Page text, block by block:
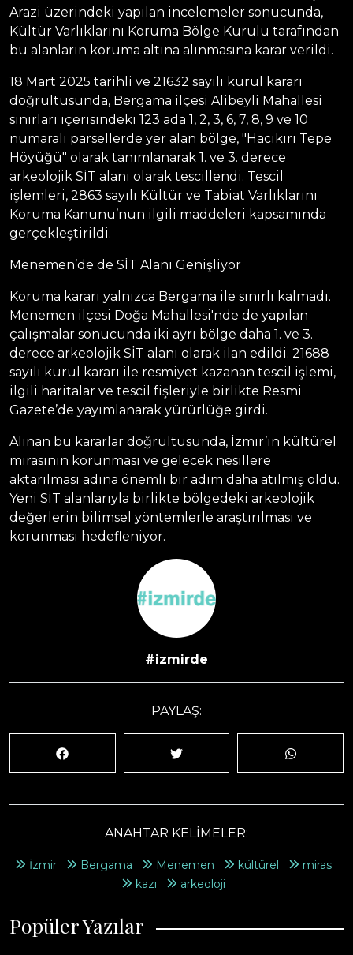
#izmirde
PAYLAŞ:
ANAHTAR KELİMELER:
İzmir Bergama Menemen kültürel
miras
kazı
arkeoloji
Arazi üzerindeki yapılan incelemeler sonucunda,
Kültür Varlıklarını Koruma Bölge Kurulu tarafından
bu alanların koruma altına alınmasına karar verildi.
18 Mart 2025 tarihli ve 21632 sayılı kurul kararı
doğrultusunda, Bergama ilçesi Alibeyli Mahallesi
sınırları içerisindeki 123 ada 1, 2, 3, 6, 7, 8, 9 ve 10
numaralı parsellerde yer alan bölge, "Hacıkırı Tepe
Höyüğü" olarak tanımlanarak 1. ve 3. derece
arkeolojik SİT alanı olarak tescillendi. Tescil
işlemleri, 2863 sayılı Kültür ve Tabiat Varlıklarını
Koruma Kanunu’nun ilgili maddeleri kapsamında
gerçekleştirildi.
Menemen’de de SİT Alanı Genişliyor
Koruma kararı yalnızca Bergama ile sınırlı kalmadı.
Menemen ilçesi Doğa Mahallesi'nde de yapılan
çalışmalar sonucunda iki ayrı bölge daha 1. ve 3.
derece arkeolojik SİT alanı olarak ilan edildi. 21688
sayılı kurul kararı ile resmiyet kazanan tescil işlemi,
ilgili haritalar ve tescil fişleriyle birlikte Resmi
Gazete’de yayımlanarak yürürlüğe girdi.
Alınan bu kararlar doğrultusunda, İzmir’in kültürel
mirasının korunması ve gelecek nesillere
aktarılması adına önemli bir adım daha atılmış oldu.
Yeni SİT alanlarıyla birlikte bölgedeki arkeolojik
değerlerin bilimsel yöntemlerle araştırılması ve
korunması hedefleniyor.
Popüler Yazılar